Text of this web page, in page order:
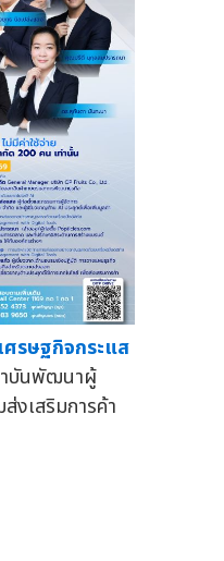
ศรษฐกิจกระแส
บันพัฒนาผู้
งเสริมการค้า